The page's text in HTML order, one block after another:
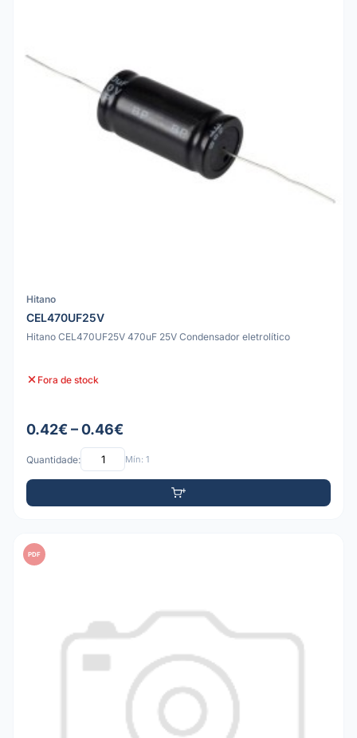
Hitano
CEL470UF25V
Hitano CEL470UF25V 470uF 25V Condensador eletrolítico
Fora de stock
0.42€ – 0.46€
Quantidade: Mín: 1
PDF